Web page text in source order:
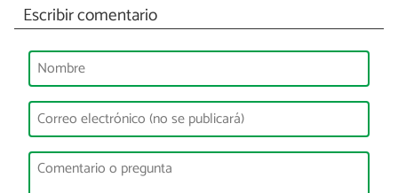
Escribir comentario